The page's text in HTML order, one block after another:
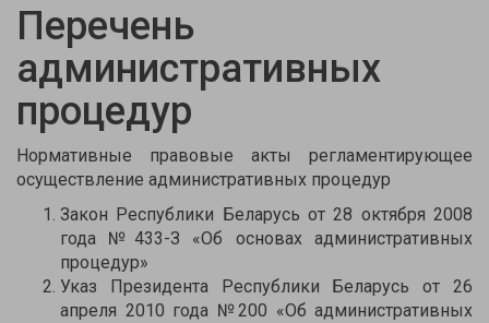
Перечень
административных
процедур
Нормативные правовые акты регламентирующее
осуществление административных процедур
Закон Республики Беларусь от 28 октября 2008
года №433-З «Об основах административных
процедур»
Указ Президента Республики Беларусь от 26
апреля 2010 года №200 «Об административных